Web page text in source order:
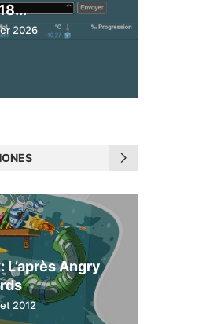
2026
L’après Angry
2012